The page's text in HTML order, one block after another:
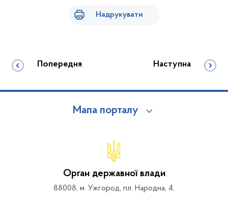
Надрукувати
Попередня Наступна
Мапа порталу
Орган державної влади
88008, м. Ужгород, пл. Народна, 4,